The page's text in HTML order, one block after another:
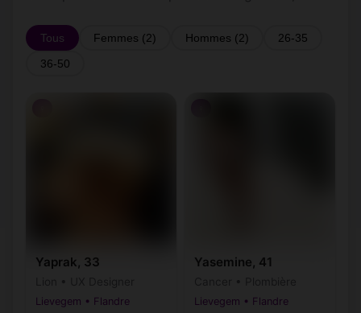
Tous Femmes (2) Hommes (2)
26-35
36-50
Yaprak, 33
Lievegem • Flandre
Yasemine, 41
Lievegem • Flandre